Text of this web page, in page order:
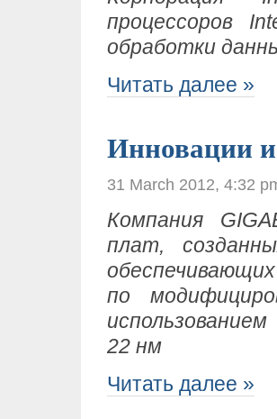
процессоров
обработки
Читать далее »
Инновации
31 March 2012, 4:32
Компания
плат,
по
22 нм
Читать далее »